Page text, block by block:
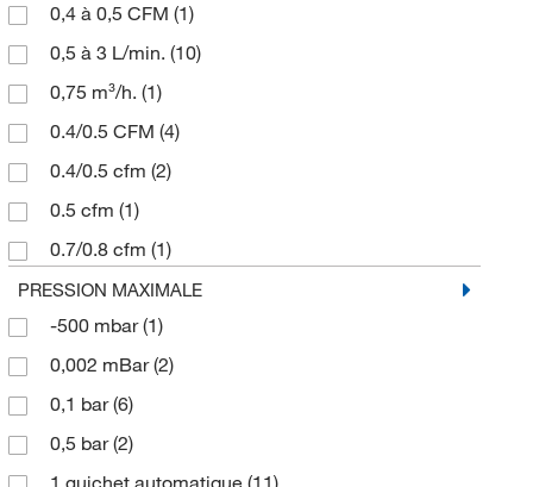
110 V(2)
110/120 V(1)
115 V(85)
115/230 V(5)
120 V(11)
200/230 V
220 V(1)
220/240 V(1)
230 V(33)
230 V ±10%(2)
0,4 à 0,5 CFM (1)
0,5 à 3 L/min. (10)
0,75 m³/h. (1)
0.4/0.5 CFM (4)
0.4/0.5 cfm (2)
0.5 cfm (1)
0.7/0.8 cfm (1)
0.8/0.9 CFM(1)
0.9 CFM(1)
1 m³/h.(1)
1 à 100 mL/min.
1,2 à 1,4 CFM
PRESSION MAXIMALE
-500 mbar(1)
0,002 mBar(2)
0,1 bar(6)
0,5 bar(2)
1 guichet automatique (11)